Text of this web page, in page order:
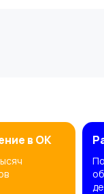
в OK